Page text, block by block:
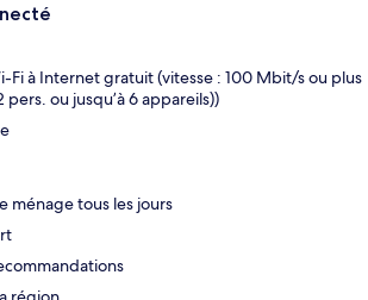
Fi à Internet gratuit (vitesse : 100 Mbit/s ou plus
pers. ou jusqu’à 6 appareils))
ménage tous les jours